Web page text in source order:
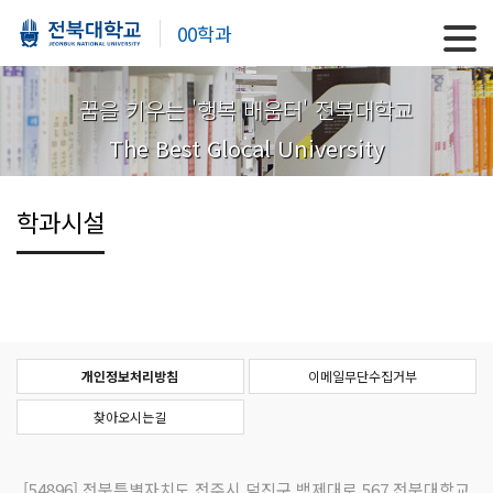
00학과
꿈을 키우는 '행복 배움터' 전북대학교
The Best Glocal University
학과시설
개인정보처리방침 이메일무단수집거부
찾아오시는길